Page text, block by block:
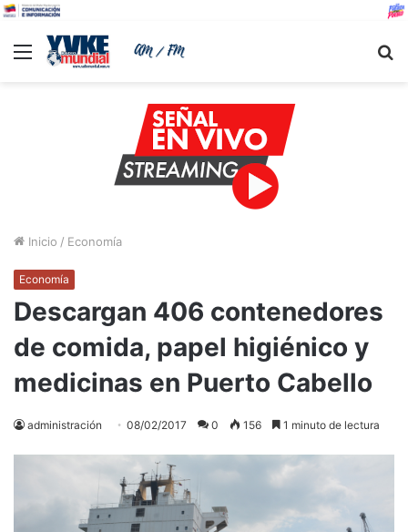
Menu
Inicio / Economía
Economía
Descargan 406 contenedores
de comida, papel higiénico y
medicinas en Puerto Cabello
administración 08/02/2017 0 156 1 minuto de lectura